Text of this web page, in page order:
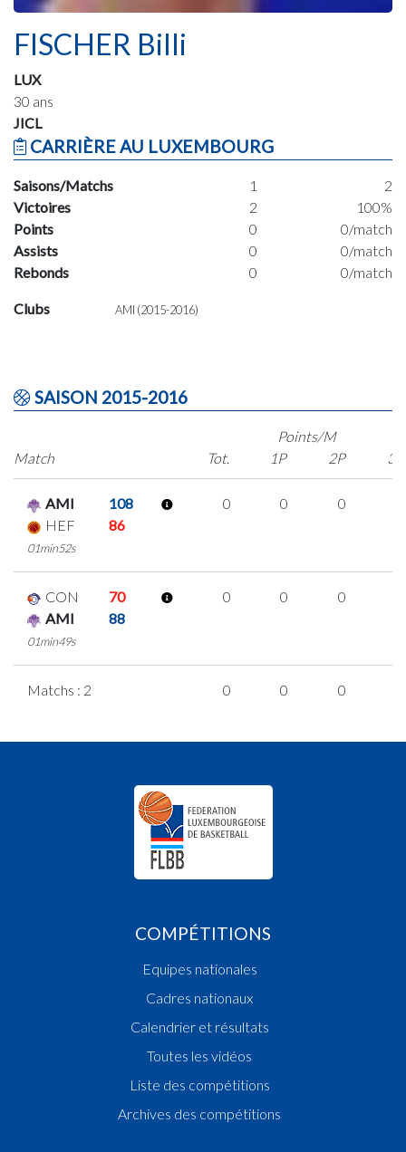
FISCHER Billi
LUX
30 ans
JICL
CARRIÈRE AU LUXEMBOURG
Saisons/Matchs 1
2
Victoires
2
100%
Points
0
0/match
Assists
0
0/match
Rebonds
0 0/match
Clubs AMI (2015-2016)
SAISON 2015-2016
Match
Points/M
Tot.
1P 2P 3P
AMI
108
HEF
86
01min52s
0 0 0
CON
70
AMI
88
01min49s
0 0 0
Matchs : 2 0 0 0
COMPÉTITIONS
Equipes nationales
Cadres nationaux
Calendrier et résultats
Toutes les vidéos
Liste des compétitions
Archives des compétitions